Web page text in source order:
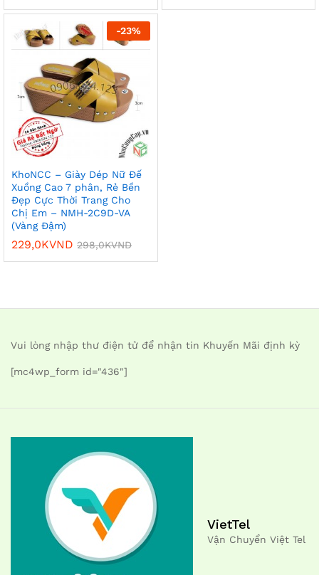
-23%
KhoNCC – Giày Dép Nữ Đế
Xuồng Cao 7 phân, Rẻ Bền
Đẹp Cực Thời Trang Cho
Chị Em – NMH-2C9D-VA
(Vàng Đậm)
229,0KVND 298,0KVND
Vui lòng nhập thư điện tử để nhận tin Khuyến Mãi định kỳ
[mc4wp_form id="436"]
VietTel
Vận Chuyển Việt Tel